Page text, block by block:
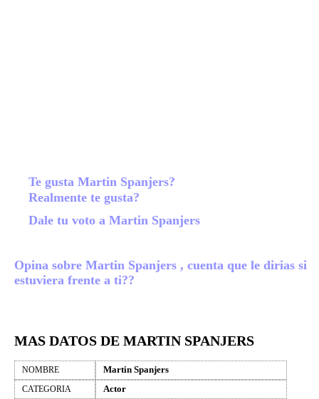
Te gusta Martin Spanjers?
Realmente te gusta?
Dale tu voto a Martin Spanjers
Opina sobre Martin Spanjers , cuenta que le dirias si
estuviera frente a ti??
MAS DATOS DE MARTIN SPANJERS
NOMBRE Martin Spanjers
CATEGORIA Actor